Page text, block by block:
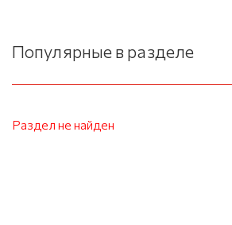
Популярные в разделе
Раздел не найден